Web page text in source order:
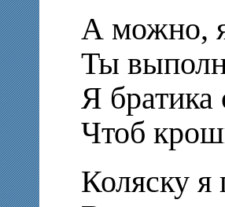
А можно,
Ты
Я братика
Чтоб
Коляску я